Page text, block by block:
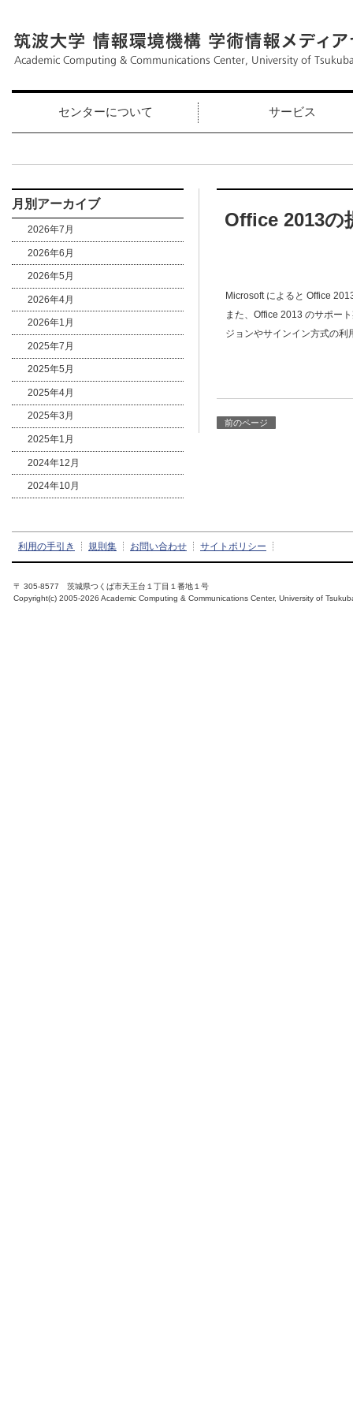
センターについて サービス
Office 2013の
Microsoft によると Office
また、Office 2013 のサポー
ジョンやサインイン方式の利
前のページ
月別アーカイブ
2026年7月
2026年6月
2026年5月
2026年4月
2026年1月
2025年7月
2025年5月
2025年4月
2025年3月
2025年1月
2024年12月
2024年10月
利用の手引き 規則集 お問い合わせ サイトポリシー
〒 305-8577 茨城県つくば市天王台１丁目１番地１号
Copyright(c) 2005-2026 Academic Computing & Communications Center, University of